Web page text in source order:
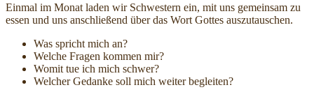
Einmal im Monat laden wir Schwestern ein, mit uns gemeinsam zu
essen und uns anschließend über das Wort Gottes auszutauschen.
Was spricht mich an?
Welche Fragen kommen mir?
Womit tue ich mich schwer?
Welcher Gedanke soll mich weiter begleiten?